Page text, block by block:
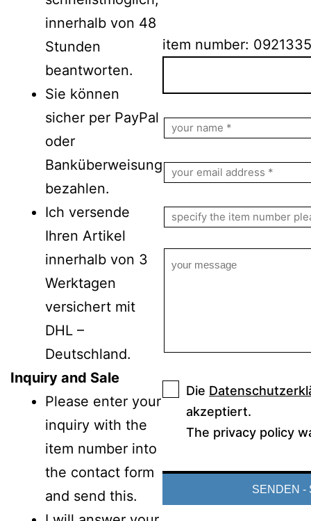
innerhalb von 48
Stunden
beantworten.
Sie können
sicher per PayPal
oder
Banküberweisung
bezahlen.
Ich versende
Ihren Artikel
innerhalb von 3
Werktagen
versichert mit
DHL –
Deutschland.
Inquiry and Sale
Please enter your
inquiry with the
item number into
the contact form
and send this.
item number: 0921335
Die
akzeptiert.
The privacy policy